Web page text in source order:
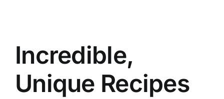
Incredible,
Unique Recipes